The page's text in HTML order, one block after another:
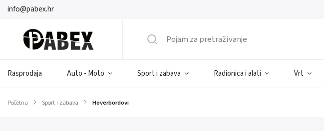
info@pabex.hr
Rasprodaja Auto - Moto Sport i zabava Radionica i alati Vrt
Početna / Sport i zabava / Hoverbordovi